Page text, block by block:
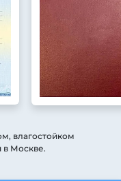
влагостойком
в Москве.